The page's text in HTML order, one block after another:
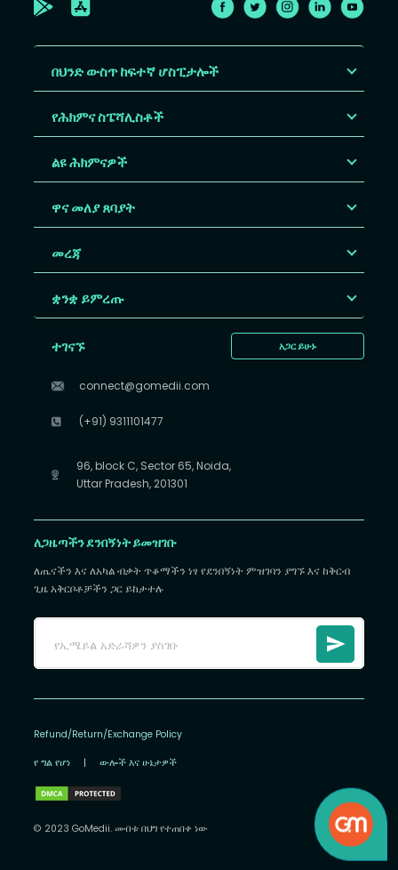
በህንድ ውስጥ ከፍተኛ ሆስፒታሎች
የሕክምና ስፔሻሊስቶች
ልዩ ሕክምናዎች
ዋና መለያ ጸባያት
መረጃ
ቋንቋ ይምረጡ
አጋር ይሁኑ
ተገናኙ
connect@gomedii.com
(+91) 9311101477
96, block C, Sector 65, Noida,
Uttar Pradesh, 201301
ለጋዜጣችን ደንበኝነት ይመዝገቡ
ለጤናችን እና ለአካል ብቃት ጥቆማችን ነፃ የደንበኝነት ምዝገባን ያግኙ እና ከቅርብ
ጊዜ አቅርቦቶቻችን ጋር ይከታተሉ
Refund/Return/Exchange Policy
የ ግል የሆነ | ውሎች እና ሁኔታዎች
© 2023 GoMedii. መብቱ በህግ የተጠበቀ ነው